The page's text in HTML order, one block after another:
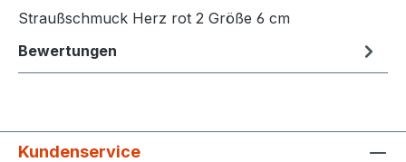
Straußschmuck Herz rot 2 Größe 6 cm
Bewertungen
Kundenservice